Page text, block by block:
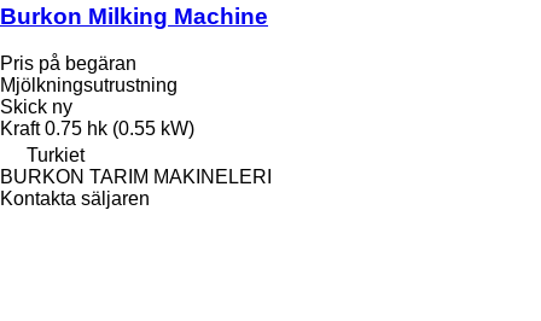
Burkon Milking Machine
Pris på begäran
Mjölkningsutrustning
Skick ny
Kraft 0.75 hk (0.55 kW)
Turkiet
BURKON TARIM MAKINELERI
Kontakta säljaren